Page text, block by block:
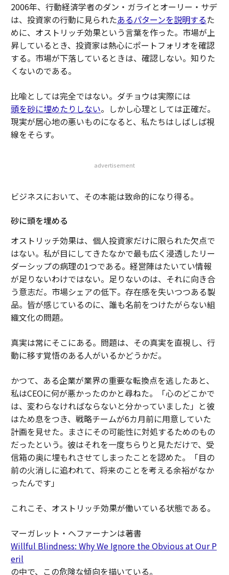
2006年、行動経済学者のダン・ガライとオーリー・サデ
は、投資家の行動に見られたあるパターンを説明するた
めに、 オストリッチ効果という言葉を作った。市場が上
昇しているとき、投資家は熱心にポートフォリオを確認
する。市場が下落しているときは、確認しない。知りた
くないのである。
比喩としては完全ではない。ダチョウは実際には
頭を砂に埋めたりしない。しかし心理としては正確だ。
現実が居心地の悪いものになると、私たちはしばしば視
線をそらす。
advertisement
ビジネスにおいて、その本能は致命的になり得る。
砂に頭を埋める
オストリッチ効果は、個人投資家だけに限られた欠点で
はない。私が目にしてきたなかで最も広く浸透したリー
ダーシップの病理の1つである。経営陣はたいてい情報
が足りないわけではない。足りないのは、それに向き合
う意志だ。市場シェアの低下。存在感を失いつつある製
品。皆が感じているのに、誰も名前をつけたがらない組
織文化の問題。
真実は常にそこにある。問題は、その真実を直視し、行
動に移す覚悟のある人がいるかどうかだ。
かつて、ある企業が業界の重要な転換点を逃したあと、
私はCEOに何が悪かったのかと尋ねた。「心のどこかで
は、変わらなければならないと分かっていました」と彼
はため息をつき、戦略チームが6カ月前に用意していた
計画を見せた。まさにその可能性に対処するためのもの
だったという。彼はそれを一度ちらりと見ただけで、受
信箱の奥に埋もれさせてしまったことを認めた。「目の
前の火消しに追われて、将来のことを考える余裕がなか
ったんです」
これこそ、オストリッチ効果が働いている状態である。
マーガレット・ヘファーナンは著書
Willful Blindness: Why We Ignore the Obvious at Our P
eril
の中で、この危険な傾向を描いている。